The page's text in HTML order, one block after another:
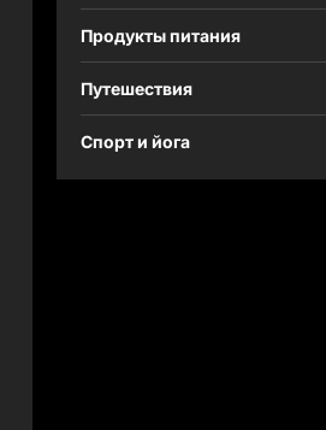
Продукты питания
Путешествия
Спорт и йога